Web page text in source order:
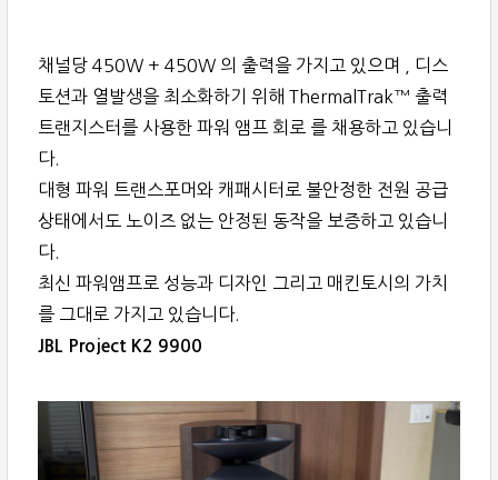
채널당 450W + 450W 의 출력을 가지고 있으며 , 디스
토션과 열발생을 최소화하기 위해 ThermalTrak™ 출력
트랜지스터를 사용한 파워 앰프 회로 를 채용하고 있습니
다.
대형 파워 트랜스포머와 캐패시터로 불안정한 전원 공급
상태에서도 노이즈 없는 안정된 동작을 보증하고 있습니
다.
최신 파워앰프로 성능과 디자인 그리고 매킨토시의 가치
를 그대로 가지고 있습니다.
JBL Project K2 9900